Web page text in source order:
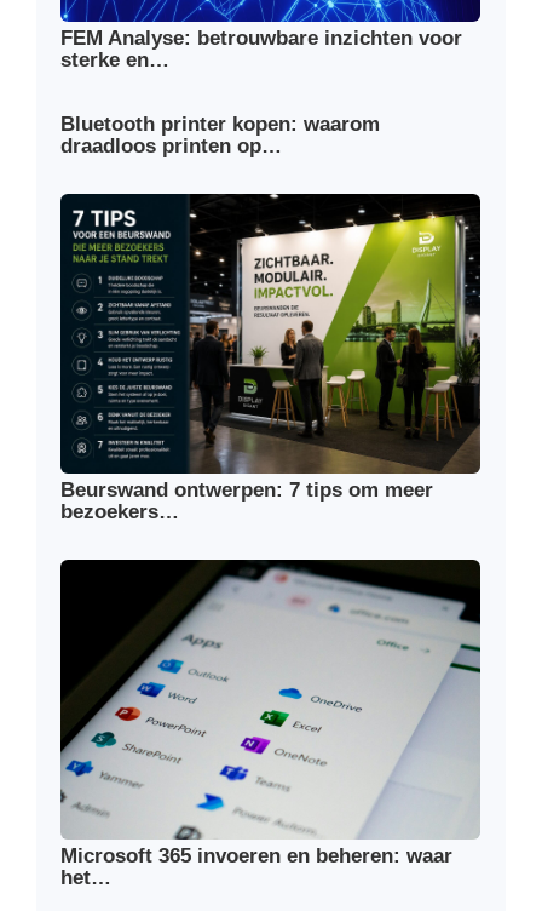
FEM Analyse: betrouwbare inzichten voor
sterke en…
Bluetooth printer kopen: waarom
draadloos printen op…
Beurswand ontwerpen: 7 tips om meer
bezoekers…
Microsoft 365 invoeren en beheren: waar
het…